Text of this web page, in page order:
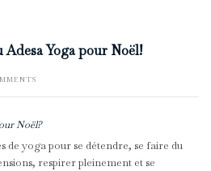
Yoga pour Noël!
Noël?
de yoga pour se détendre, se faire du
respirer pleinement et se